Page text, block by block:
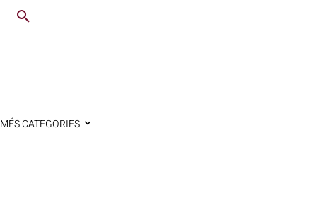
MÉS CATEGORIES